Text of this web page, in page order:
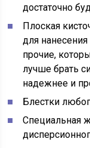
достаточно
Плоская
для
прочие,
лучше брать
надежнее и
Блестки
Специальная